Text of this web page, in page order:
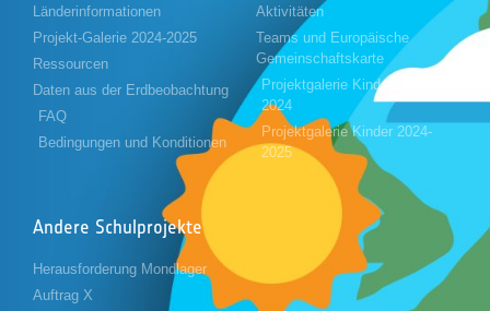
Länderinformationen
Projekt-Galerie 2024-2025
Ressourcen
Daten aus der Erdbeobachtung
FAQ
Bedingungen und Konditionen
Aktivitäten
Teams und Europäische
Gemeinschaftskarte
Projektgalerie Kinder 2023-
2024
Projektgalerie Kinder 2024-
2025
Andere Schulprojekte
Herausforderung Mondlager
Auftrag X